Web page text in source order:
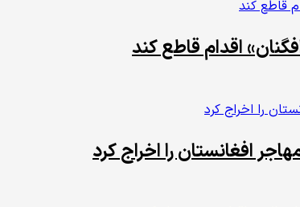
اقدام قاطع کند
افغانستان را اخراج کرد